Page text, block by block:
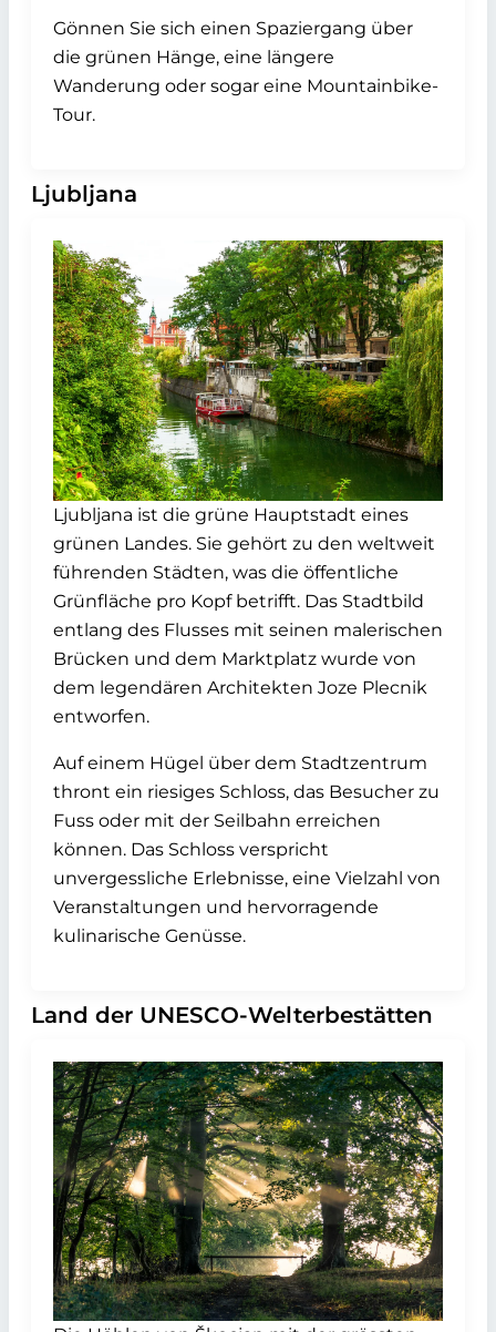
Gönnen Sie sich einen Spaziergang über
die grünen Hänge, eine längere
Wanderung oder sogar eine Mountainbike-
Tour.
Ljubljana
Ljubljana ist die grüne Hauptstadt eines
grünen Landes. Sie gehört zu den weltweit
führenden Städten, was die öffentliche
Grünfläche pro Kopf betrifft. Das Stadtbild
entlang des Flusses mit seinen malerischen
Brücken und dem Marktplatz wurde von
dem legendären Architekten Joze Plecnik
entworfen.
Auf einem Hügel über dem Stadtzentrum
thront ein riesiges Schloss, das Besucher zu
Fuss oder mit der Seilbahn erreichen
können. Das Schloss verspricht
unvergessliche Erlebnisse, eine Vielzahl von
Veranstaltungen und hervorragende
kulinarische Genüsse.
Land der UNESCO-Welterbestätten